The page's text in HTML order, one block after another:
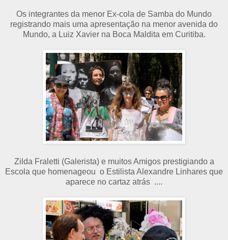
Os integrantes da menor Ex-cola de Samba do Mundo
registrando mais uma apresentação na menor avenida do
Mundo, a Luiz Xavier na Boca Maldita em Curitiba.
Zilda Fraletti (Galerista) e muitos Amigos prestigiando a
Escola que homenageou o Estilista Alexandre Linhares que
aparece no cartaz atrás ....